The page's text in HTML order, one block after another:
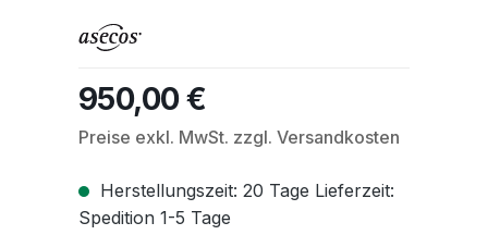
Regulärer Preis:
950,00 €
Preise exkl. MwSt. zzgl. Versandkosten
Herstellungszeit: 20 Tage Lieferzeit:
Spedition 1-5 Tage